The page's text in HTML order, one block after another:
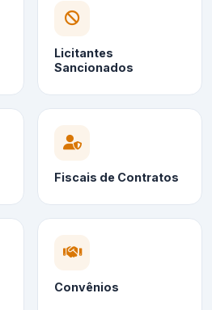
Licitantes
Sancionados
Fiscais de Contratos
Convênios